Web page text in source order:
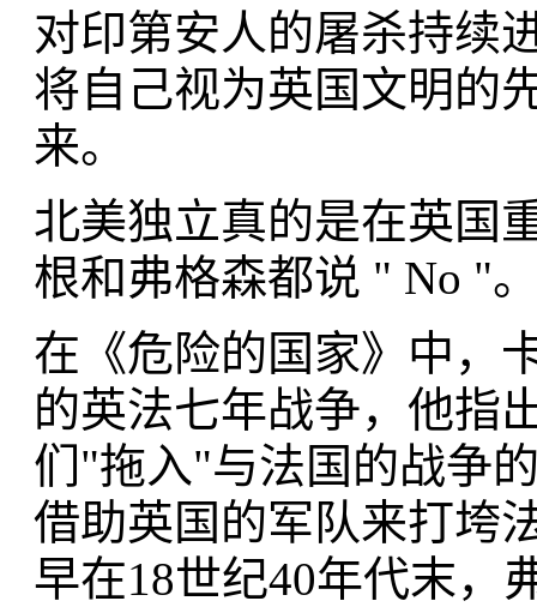
对印第安人的屠杀持续
将自己视为英国文明的
来。
北美独立真的是在英国
根和弗格森都说 " No "
在《危险的国家》中，
的英法七年战争，他指
们"拖入"与法国的战争
借助英国的军队来打垮
早在18世纪40年代末，